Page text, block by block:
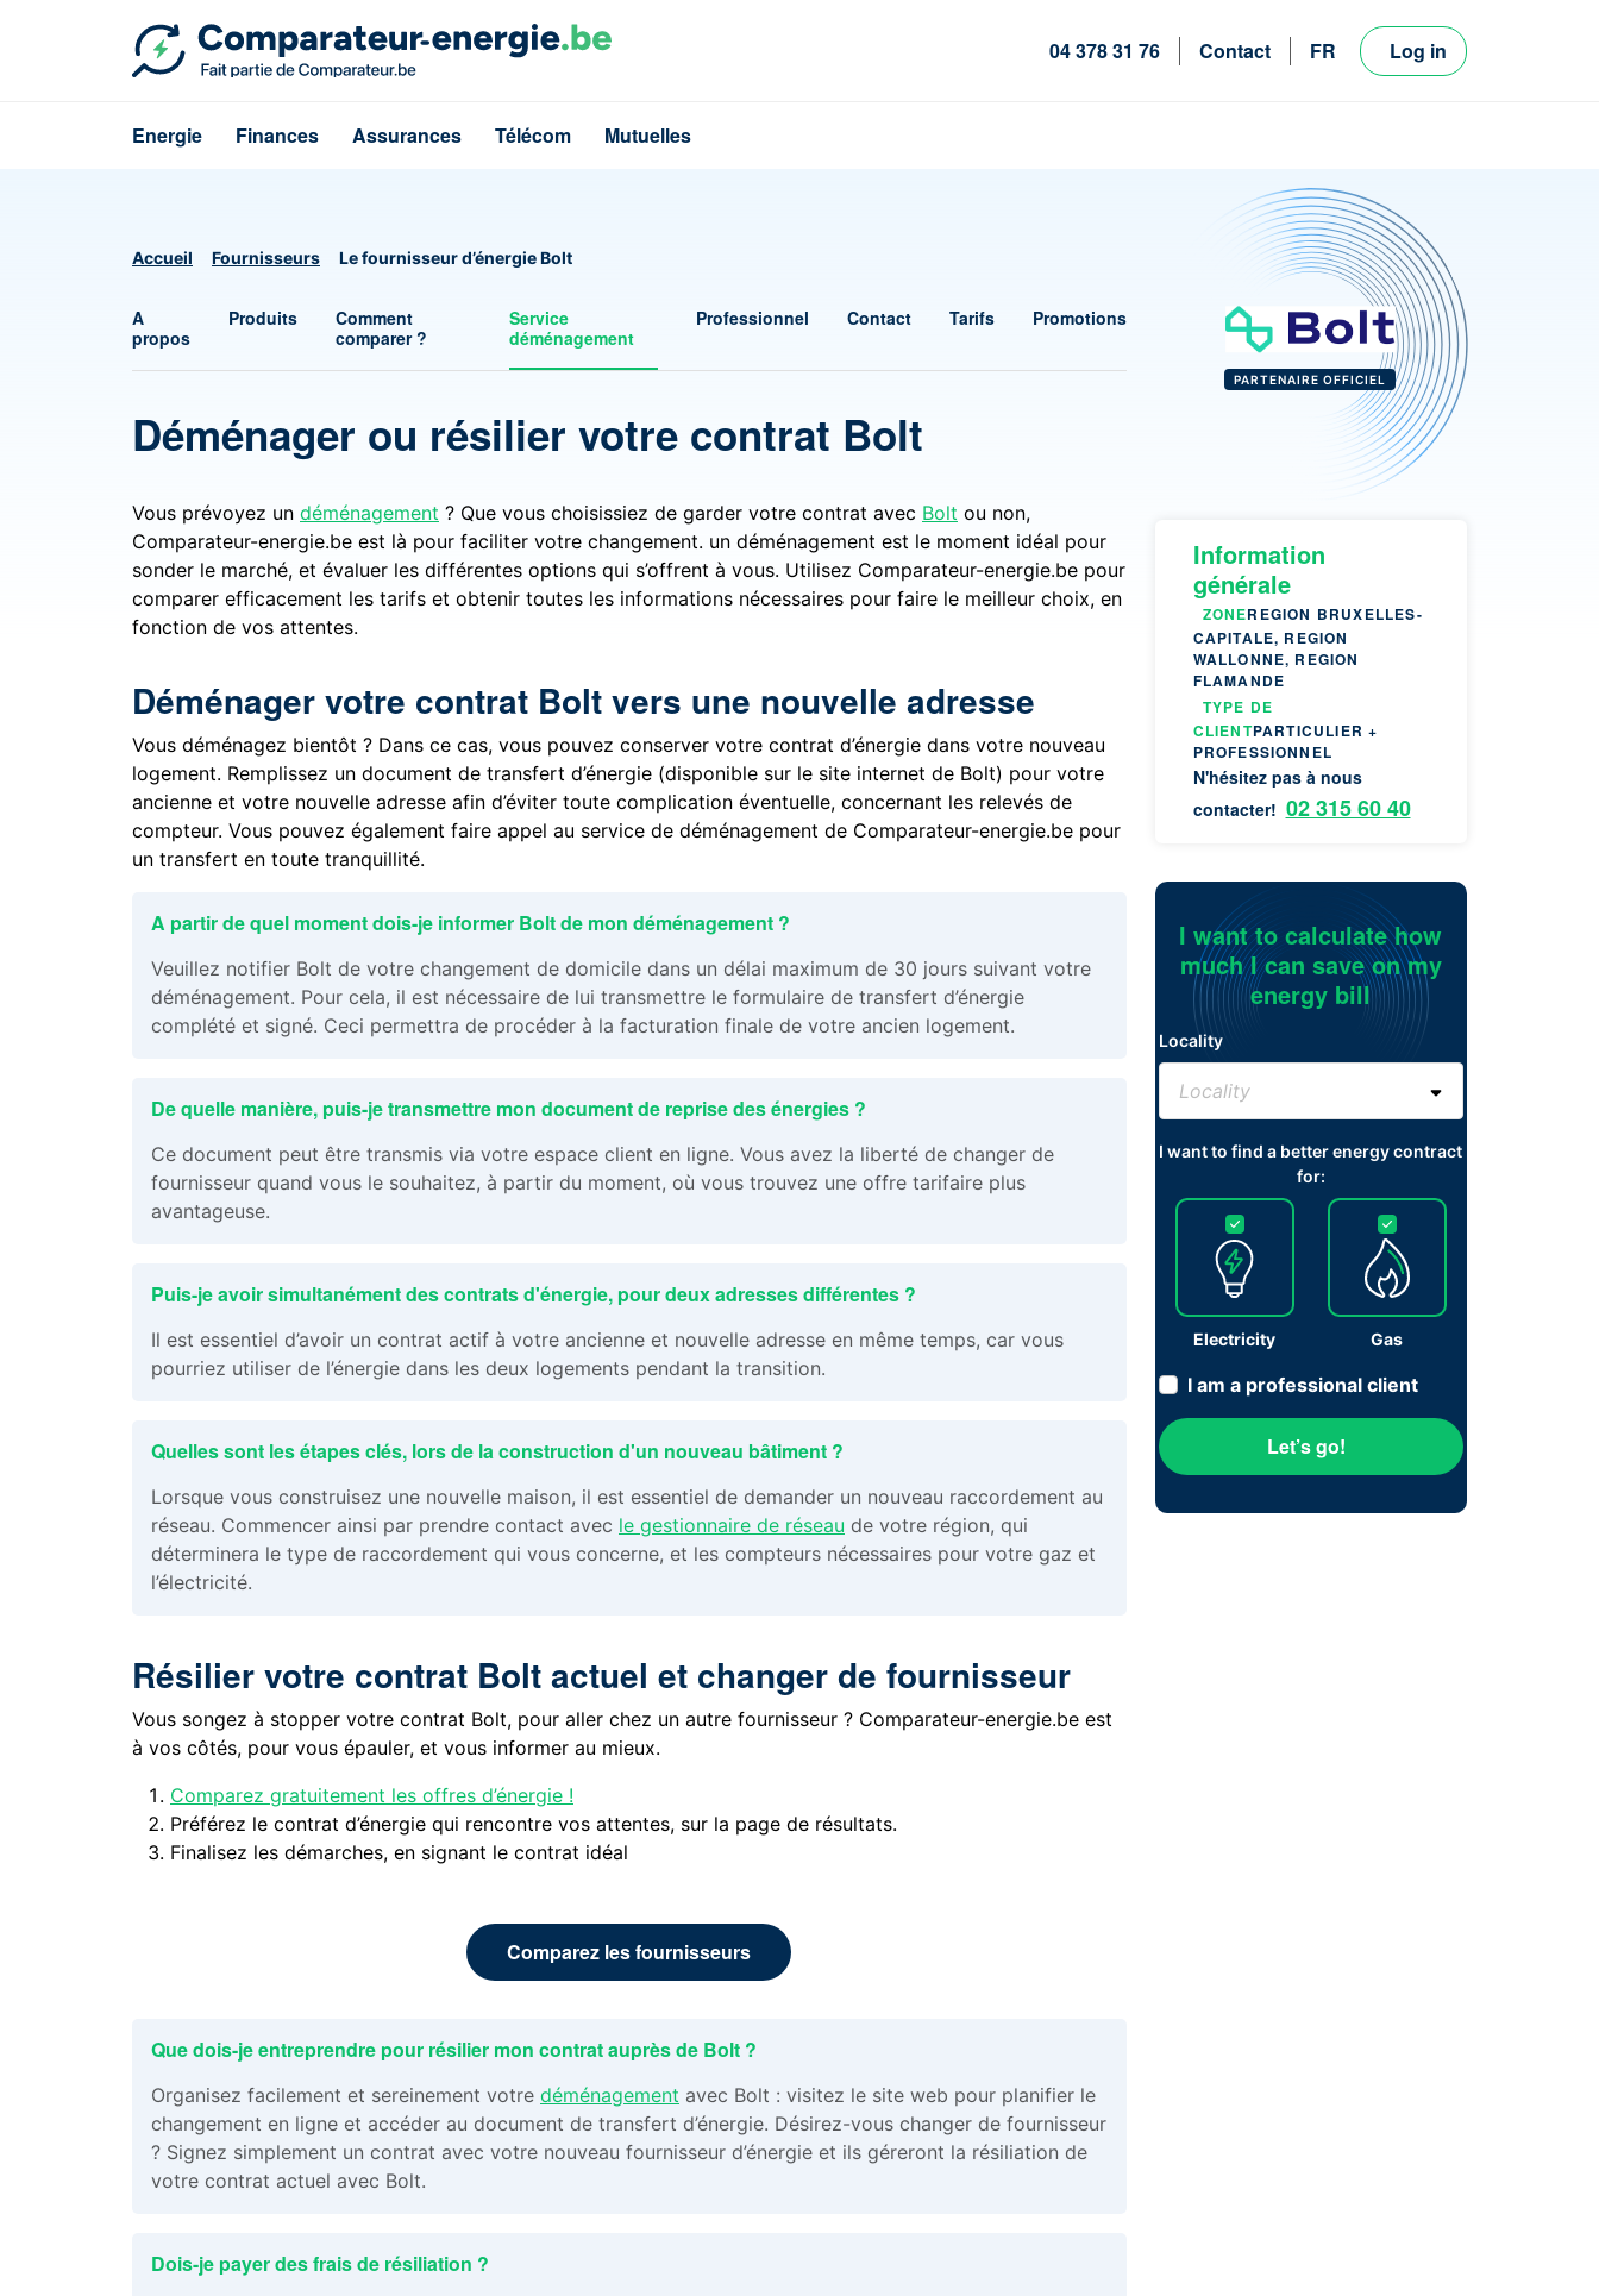
04 378 31 76 Contact
FR
Log in
Energie Finances Assurances Télécom Mutuelles
Accueil Fournisseurs Le fournisseur d’énergie Bolt
A
propos
Produits
Comment
comparer ?
Service
déménagement
Professionnel Contact Tarifs Promotions
Déménager ou résilier votre contrat Bolt
Vous prévoyez un déménagement ? Que vous choisissiez de garder votre contrat avec Bolt ou non,
Comparateur-energie.be est là pour faciliter votre changement. un déménagement est le moment idéal pour
sonder le marché, et évaluer les différentes options qui s’offrent à vous. Utilisez Comparateur-energie.be pour
comparer efficacement les tarifs et obtenir toutes les informations nécessaires pour faire le meilleur choix, en
fonction de vos attentes.
Déménager votre contrat Bolt vers une nouvelle adresse
Vous déménagez bientôt ? Dans ce cas, vous pouvez conserver votre contrat d’énergie dans votre nouveau
logement. Remplissez un document de transfert d’énergie (disponible sur le site internet de Bolt) pour votre
ancienne et votre nouvelle adresse afin d’éviter toute complication éventuelle, concernant les relevés de
compteur. Vous pouvez également faire appel au service de déménagement de Comparateur-energie.be pour
un transfert en toute tranquillité.
A partir de quel moment dois-je informer Bolt de mon déménagement ?
Veuillez notifier Bolt de votre changement de domicile dans un délai maximum de 30 jours suivant votre
déménagement. Pour cela, il est nécessaire de lui transmettre le formulaire de transfert d’énergie
complété et signé. Ceci permettra de procéder à la facturation finale de votre ancien logement.
De quelle manière, puis-je transmettre mon document de reprise des énergies ?
Ce document peut être transmis via votre espace client en ligne. Vous avez la liberté de changer de
fournisseur quand vous le souhaitez, à partir du moment, où vous trouvez une offre tarifaire plus
avantageuse.
Puis-je avoir simultanément des contrats d'énergie, pour deux adresses différentes ?
Il est essentiel d’avoir un contrat actif à votre ancienne et nouvelle adresse en même temps, car vous
pourriez utiliser de l’énergie dans les deux logements pendant la transition.
Quelles sont les étapes clés, lors de la construction d'un nouveau bâtiment ?
Lorsque vous construisez une nouvelle maison, il est essentiel de demander un nouveau raccordement au
réseau. Commencer ainsi par prendre contact avec le gestionnaire de réseau de votre région, qui
déterminera le type de raccordement qui vous concerne, et les compteurs nécessaires pour votre gaz et
l’électricité.
Résilier votre contrat Bolt actuel et changer de fournisseur
Vous songez à stopper votre contrat Bolt, pour aller chez un autre fournisseur ? Comparateur-energie.be est
à vos côtés, pour vous épauler, et vous informer au mieux.
Comparez gratuitement les offres d’énergie !
Préférez le contrat d’énergie qui rencontre vos attentes, sur la page de résultats.
Finalisez les démarches, en signant le contrat idéal
Comparez les fournisseurs
Que dois-je entreprendre pour résilier mon contrat auprès de Bolt ?
Organisez facilement et sereinement votre déménagement avec Bolt : visitez le site web pour planifier le
changement en ligne et accéder au document de transfert d’énergie. Désirez-vous changer de fournisseur
? Signez simplement un contrat avec votre nouveau fournisseur d’énergie et ils géreront la résiliation de
votre contrat actuel avec Bolt.
Dois-je payer des frais de résiliation ?
PARTENAIRE OFFICIEL
Information
générale
ZONEREGION BRUXELLES-
CAPITALE, REGION
WALLONNE, REGION
FLAMANDE
TYPE DE
CLIENTPARTICULIER +
PROFESSIONNEL
N'hésitez pas à nous
contacter! 02 315 60 40
I want to calculate how
much I can save on my
energy bill
Locality
I want to find a better energy contract
for:
Electricity Gas
I am a professional client
Let’s go!